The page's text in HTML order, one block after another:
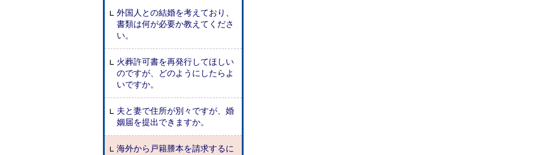
外国人との結婚を考えており、
書類は何が必要か教えてくださ
い。
火葬許可書を再発行してほしい
のですが、どのようにしたらよ
いですか。
夫と妻で住所が別々ですが、婚
姻届を提出できますか。
海外から戸籍謄本を請求するに